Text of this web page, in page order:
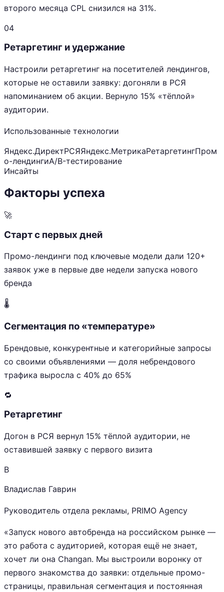
второго месяца CPL снизился на 31%.
04
Ретаргетинг и удержание
Настроили ретаргетинг на посетителей лендингов,
которые не оставили заявку: догоняли в РСЯ
напоминанием об акции. Вернуло 15% «тёплой»
аудитории.
Использованные технологии
Яндекс.ДиректРСЯЯндекс.МетрикаРетаргетингПром
о-лендингиA/B-тестирование
Инсайты
Факторы успеха
🚀
Старт с первых дней
Промо-лендинги под ключевые модели дали 120+
заявок уже в первые две недели запуска нового
бренда
🌡️
Сегментация по «температуре»
Брендовые, конкурентные и категорийные запросы
со своими объявлениями — доля небрендового
трафика выросла с 40% до 65%
🔁
Ретаргетинг
Догон в РСЯ вернул 15% тёплой аудитории, не
оставившей заявку с первого визита
В
Владислав Гаврин
Руководитель отдела рекламы, PRIMO Agency
«Запуск нового автобренда на российском рынке —
это работа с аудиторией, которая ещё не знает,
хочет ли она Changan. Мы выстроили воронку от
первого знакомства до заявки: отдельные промо-
страницы, правильная сегментация и постоянная